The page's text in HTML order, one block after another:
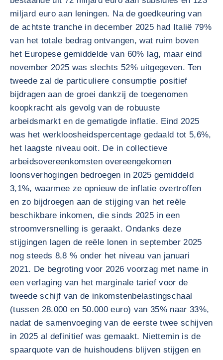
miljard euro aan leningen. Na de goedkeuring van
de achtste tranche in december 2025 had Italië 79%
van het totale bedrag ontvangen, wat ruim boven
het Europese gemiddelde van 60% lag, maar eind
november 2025 was slechts 52% uitgegeven. Ten
tweede zal de particuliere consumptie positief
bijdragen aan de groei dankzij de toegenomen
koopkracht als gevolg van de robuuste
arbeidsmarkt en de gematigde inflatie. Eind 2025
was het werkloosheidspercentage gedaald tot 5,6%,
het laagste niveau ooit. De in collectieve
arbeidsovereenkomsten overeengekomen
loonsverhogingen bedroegen in 2025 gemiddeld
3,1%, waarmee ze opnieuw de inflatie overtroffen
en zo bijdroegen aan de stijging van het reële
beschikbare inkomen, die sinds 2025 in een
stroomversnelling is geraakt. Ondanks deze
stijgingen lagen de reële lonen in september 2025
nog steeds 8,8 % onder het niveau van januari
2021. De begroting voor 2026 voorzag met name in
een verlaging van het marginale tarief voor de
tweede schijf van de inkomstenbelastingschaal
(tussen 28.000 en 50.000 euro) van 35% naar 33%,
nadat de samenvoeging van de eerste twee schijven
in 2025 al definitief was gemaakt. Niettemin is de
spaarquote van de huishoudens blijven stijgen en